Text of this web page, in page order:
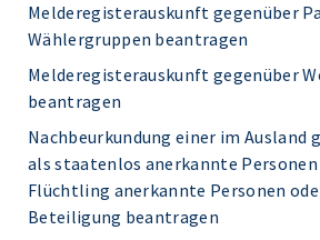
Melderegisterauskunft gegenüber
Wählergruppen beantragen
Melderegisterauskunft gegenüber
beantragen
Nachbeurkundung einer im Ausland
als staatenlos anerkannte Personen
Flüchtling anerkannte Personen
Beteiligung beantragen